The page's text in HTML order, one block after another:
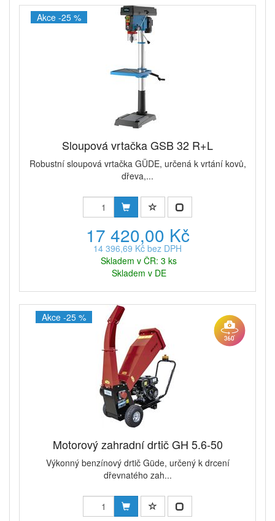
Akce -25 %
Sloupová vrtačka GSB 32 R+L
Robustní sloupová vrtačka GÜDE, určená k vrtání kovů,
dřeva,...
17 420,00 Kč
14 396,69 Kč bez DPH
Skladem v ČR: 3 ks
Skladem v DE
Akce -25 %
Motorový zahradní drtič GH 5.6-50
Výkonný benzínový drtič Güde, určený k drcení
dřevnatého zah...